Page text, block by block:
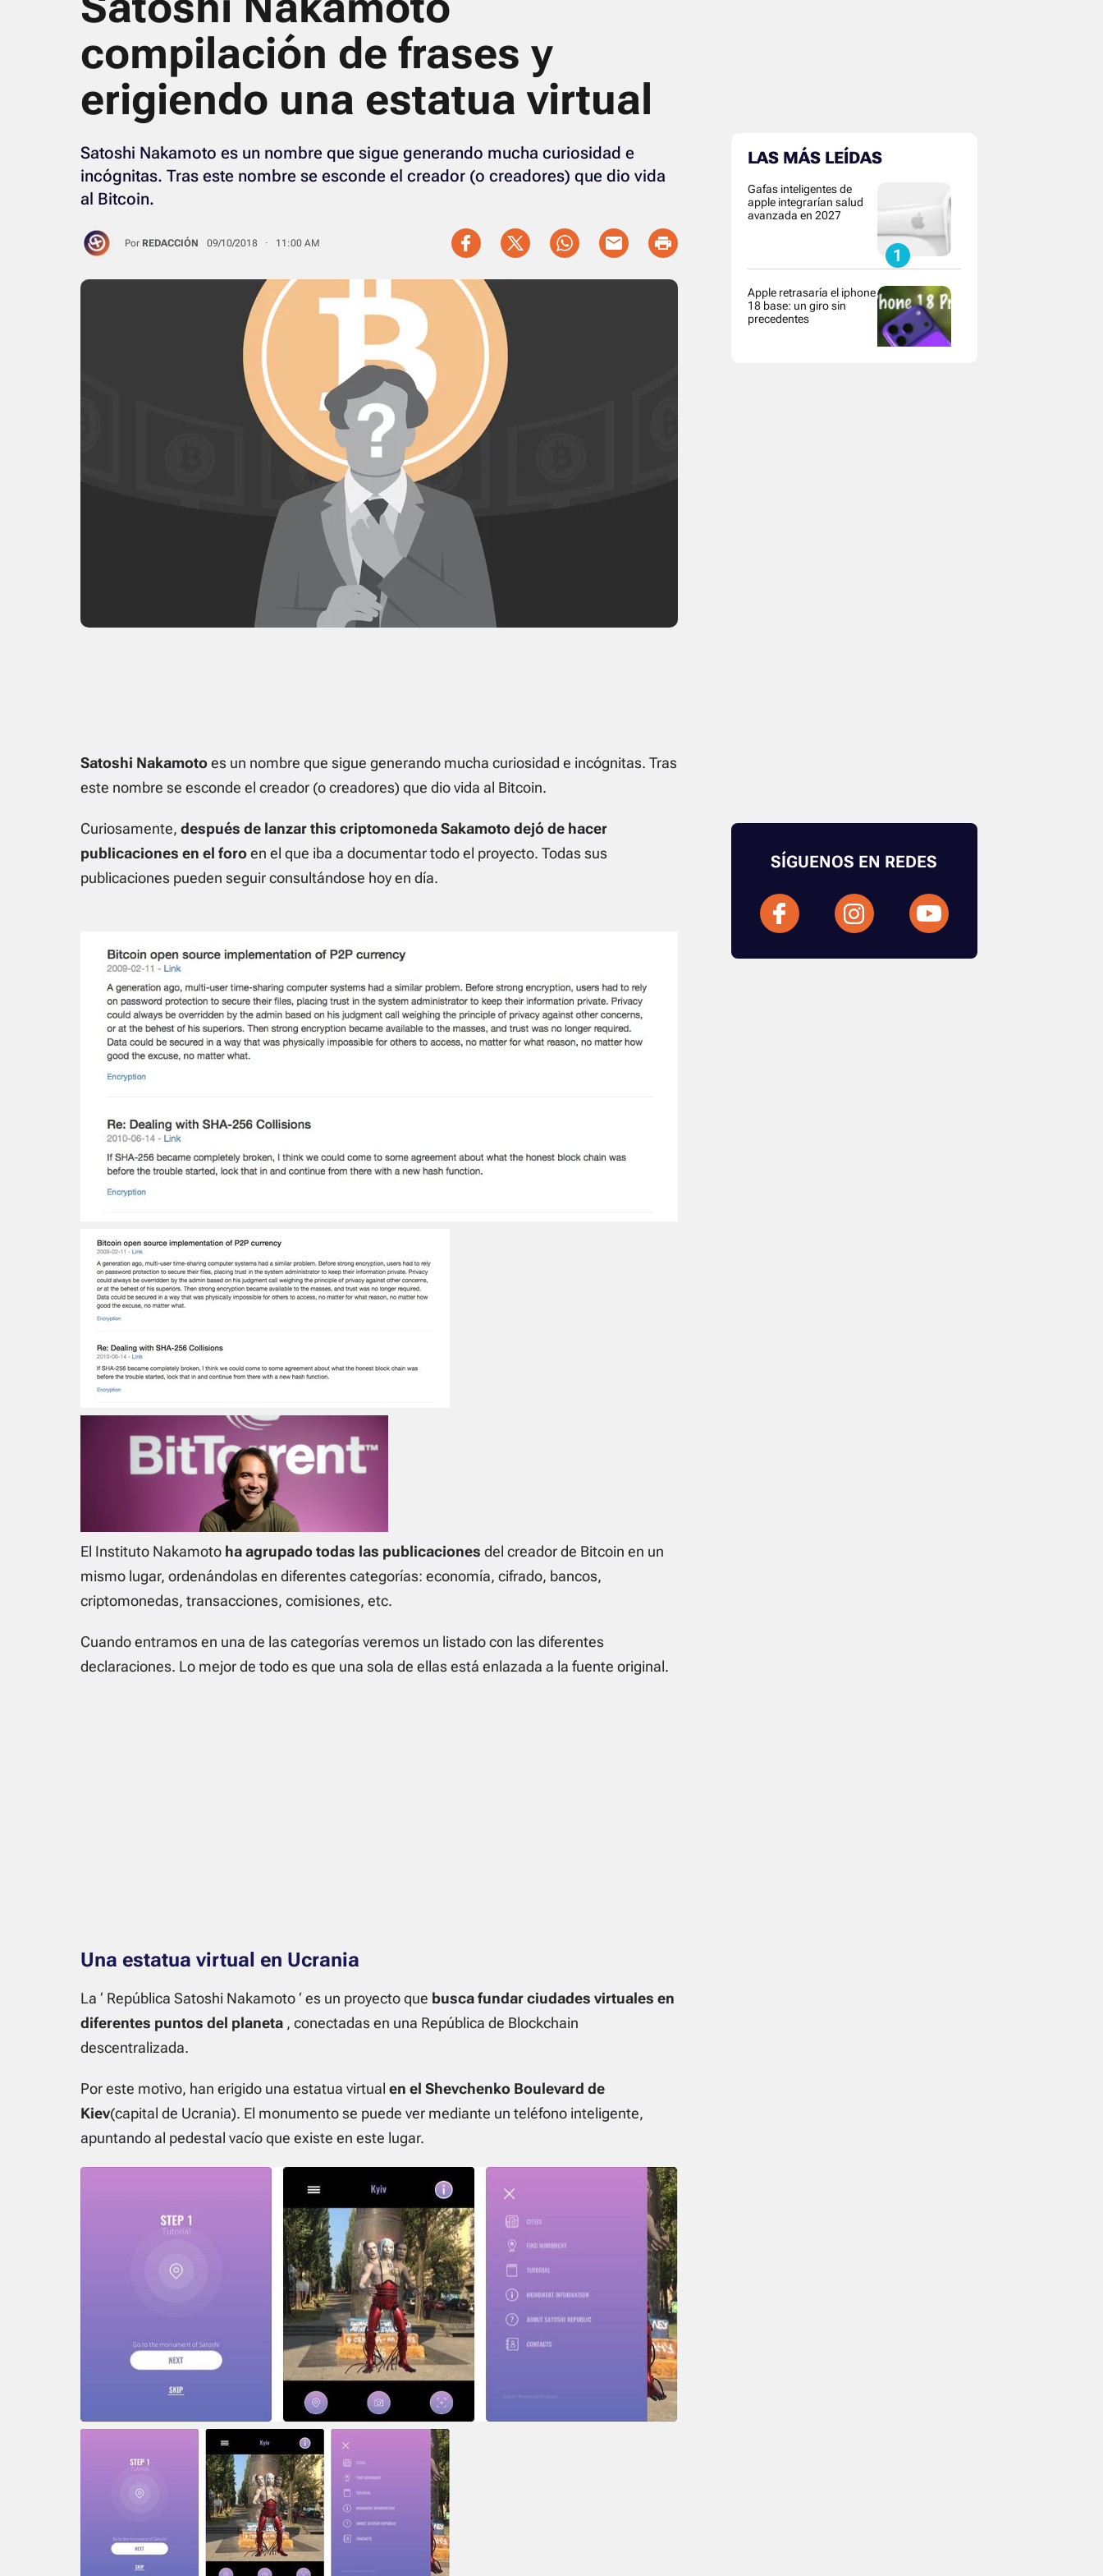
compilación de frases y
erigiendo una estatua virtual
Satoshi Nakamoto es un nombre que sigue generando mucha curiosidad e
incógnitas. Tras este nombre se esconde el creador (o creadores) que dio vida
al Bitcoin.
Por REDACCIÓN 09/10/2018 · 11:00 AM
Satoshi Nakamotoes un nombre que sigue generando mucha curiosidad e incógnitas. Tras
este nombre se esconde el creador (o creadores) que dio vida al Bitcoin.
Curiosamente, después de lanzar this criptomoneda Sakamoto dejó de hacer
publicaciones en el foroen el que iba a documentar todo el proyecto. Todas sus
publicaciones pueden seguir consultándose hoy en día.
El Instituto Nakamoto ha agrupado todas las publicaciones del creador de Bitcoin en un
mismo lugar, ordenándolas en diferentes categorías: economía, cifrado, bancos,
criptomonedas, transacciones, comisiones, etc.
Cuando entramos en una de las categorías veremos un listado con las diferentes
declaraciones. Lo mejor de todo es que una sola de ellas está enlazada a la fuente original.
Una estatua virtual en Ucrania
La ‘ República Satoshi Nakamoto‘ es un proyecto que busca fundar ciudades virtuales en
diferentes puntos del planeta, conectadas en una República de Blockchain
descentralizada.
Por este motivo, han erigido una estatua virtual en el Shevchenko Boulevard de
Kiev(capital de Ucrania). El monumento se puede ver mediante un teléfono inteligente,
apuntando al pedestal vacío que existe en este lugar.
LAS MÁS LEÍDAS
Gafas inteligentes de
apple integrarían salud
avanzada en 2027
Apple retrasaría el iphone
18 base: un giro sin
precedentes
SÍGUENOS EN REDES